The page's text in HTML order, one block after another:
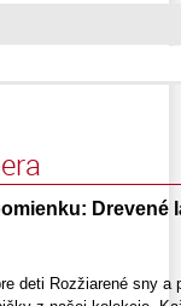
Drevené
deti Rozžiarené sny a